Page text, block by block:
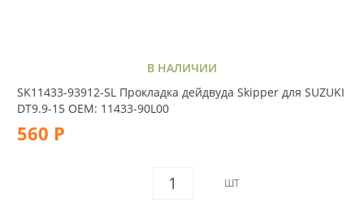
В НАЛИЧИИ
SK11433-93912-SL Прокладка дейдвуда Skipper для SUZUKI
DT9.9-15 OEM: 11433-90L00
560 Р
ШТ